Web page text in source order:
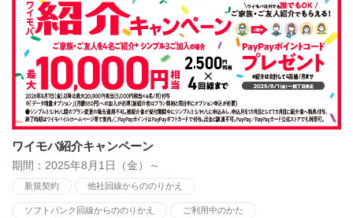
ワイモバ紹介キャンペーン
期間：2025年8月1日（金）～
新規契約 他社回線からののりかえ
ソフトバンク回線からののりかえ ご利用中のかた